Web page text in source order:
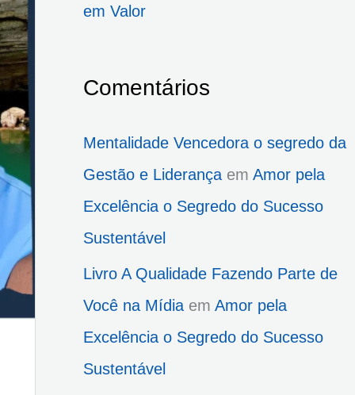
em Valor
Comentários
Mentalidade Vencedora o segredo da
Gestão e Liderançaem Amor pela
Excelência o Segredo do Sucesso
Sustentável
Livro A Qualidade Fazendo Parte de
Você na Mídiaem Amor pela
Excelência o Segredo do Sucesso
Sustentável